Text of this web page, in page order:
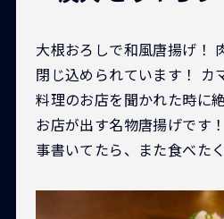
大根おろしで和風唐揚げ！
閉じ込められています！ カ
料理のお店を聞かれた時に
お店が出す名物唐揚げです
事書いてたら、また食べた